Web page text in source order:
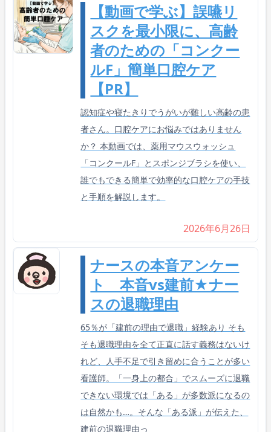
【動画で学ぶ】誤嚥リ
スクを最小限に、高齢
者のための「コンクー
ルF」簡単口腔ケア
【PR】
認知症や寝たきりでうがいが難しい高齢の患
者さん。口腔ケアにお悩みではありません
か？ 本動画では、薬用マウスウォッシュ
「コンクールF」とスポンジブラシを使い、
誰でもできる簡単で効率的な口腔ケアの手技
と手順を解説します。
2026年6月26日
ナースの本音アンケー
ト 本音vs建前★ナー
スの退職理由
65％が「建前の理由で退職」経験あり そも
そも退職理由を全て正直に話す義務はないけ
れど、人手不足で引き留めに合うことが多い
看護師。「一身上の都合」でスムーズに退職
できない環境では「ある」が多数派になるの
は自然かも…。そんな「ある派」が伝えた、
建前の退職理由っ